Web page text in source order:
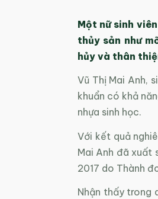
Một nữ sinh
thủy sản như
hủy và thân
Vũ Thị Mai Anh,
khuẩn có khả
nhựa sinh học.
Với kết quả
Mai Anh đã xuất
2017 do Thành
Nhận thấy trong